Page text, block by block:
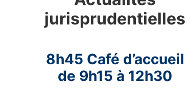
jurisprudentielles
8h45 Café d’accueil
de 9h15 à 12h30